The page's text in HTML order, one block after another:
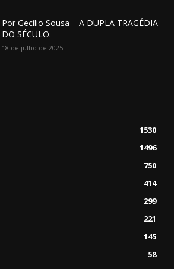
Por Gecílio Sousa – A DUPLA TRAGÉDIA
DO SÉCULO.
18 de julho de 2025
1530
1496
750
414
299
221
145
58